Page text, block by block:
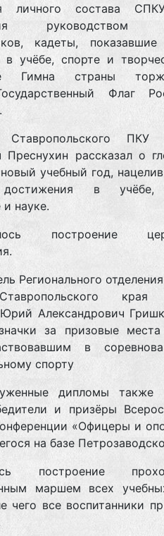
личного состава
руководством
кадеты,
в учёбе, спорте и
Гимна страны
Флаг
Ставропольского ПКУ
Преснухин рассказал о
учебный год,
в учёбе,
и науке.
построение
Регионального
края
Александрович
за призовые
в
спорту
дипломы также
и призёры
«Офицеры и
на базе
построение
маршем всех
чего все воспитанники